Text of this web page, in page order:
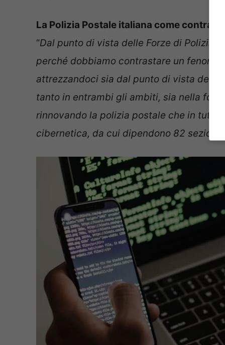
La Polizia Postale italiana come
“Dal punto di vista delle Forze di
perché dobbiamo contrastare un
attrezzandoci sia dal punto di vista delle
tanto in entrambi gli ambiti, sia nella
rinnovando la polizia postale che in tutta
cibernetica, da cui dipendono 82 sezioni.